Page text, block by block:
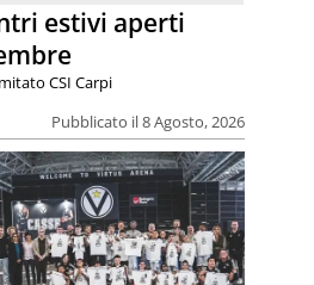
estivi aperti
Pubblicato il 8 Agosto, 2026
CSI Carpi